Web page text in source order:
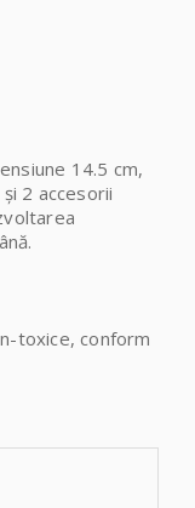
14.5 cm,
2 accesorii
toxice, conform